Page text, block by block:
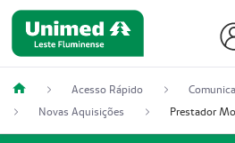
Acesso Rápido
Novas Aquisições